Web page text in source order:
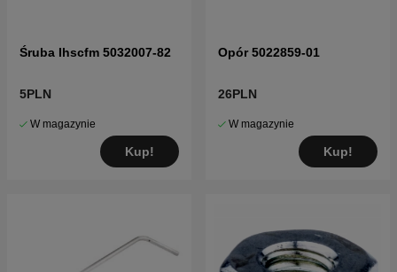
Śruba Ihscfm 5032007-82
5PLN
W magazynie
Kup!
Opór 5022859-01
26PLN
W magazynie
Kup!